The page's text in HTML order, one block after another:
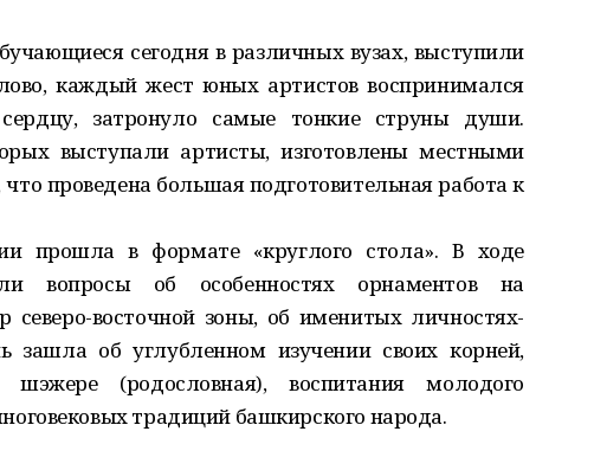
сегодня в различных вузах, выступили
каждый жест юных артистов воспринимался
затронуло самые тонкие струны души.
выступали артисты, изготовлены местными
проведена большая подготовительная работа к
прошла в формате «круглого стола». В ходе
вопросы об особенностях орнаментов на
восточной зоны, об именитых личностях-
зашла об углубленном изучении своих корней,
шэжере (родословная), воспитания молодого
традиций башкирского народа.